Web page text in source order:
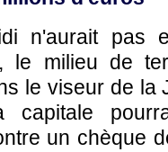
n'aurait pas
le milieu de
le viseur de la
un chèque